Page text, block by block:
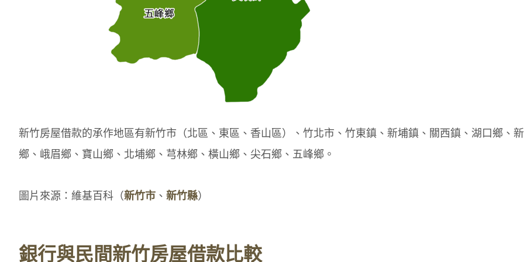
新竹房屋借款的承作地區有新竹市（北區、東區、香山區）、竹北市、竹東鎮、新埔鎮、關西鎮、湖口鄉、
鄉、峨眉鄉、寶山鄉、北埔鄉、芎林鄉、橫山鄉、尖石鄉、五峰鄉。
圖片來源：維基百科（新竹市 、 新竹縣）
銀行與民間新竹房屋借款比較